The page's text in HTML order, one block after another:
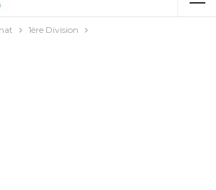
1ère Division